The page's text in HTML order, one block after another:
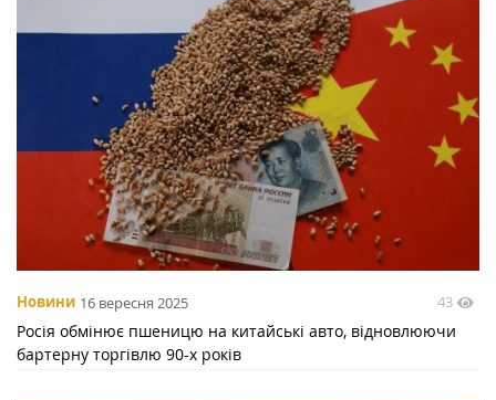
Новини 16 вересня 2025 43
Росія обмінює пшеницю на китайські авто, відновлюючи
бартерну торгівлю 90-х років